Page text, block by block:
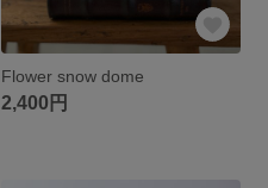
Flower snow dome
2,400円